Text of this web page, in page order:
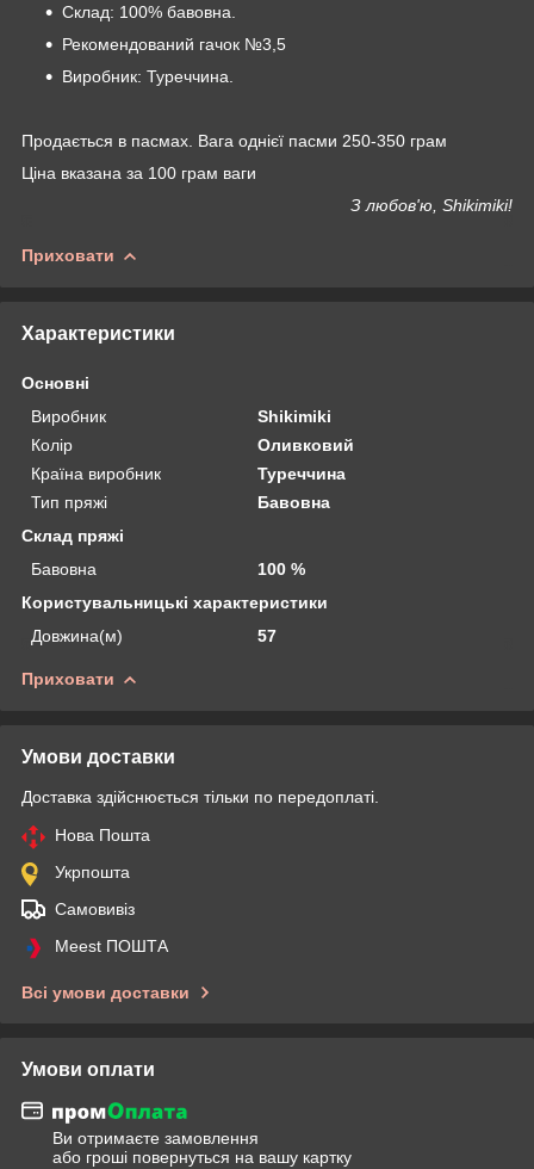
Склад: 100% бавовна.
Рекомендований гачок №3,5
Виробник: Туреччина.
Продається в пасмах. Вага однієї пасми 250-350 грам
Ціна вказана за 100 грам ваги
З любов'ю, Shikimiki!
Приховати
Характеристики
Основні
Виробник
Shikimiki
Колір
Оливковий
Країна виробник
Туреччина
Тип пряжі
Бавовна
Склад пряжі
Бавовна
100 %
Користувальницькі характеристики
Довжина(м)
57
Приховати
Умови доставки
Доставка здійснюється тільки по передоплаті.
Нова Пошта
Укрпошта
Самовивіз
Meest ПОШТА
Всі умови доставки
Умови оплати
Ви отримаєте замовлення
або гроші повернуться на вашу картку